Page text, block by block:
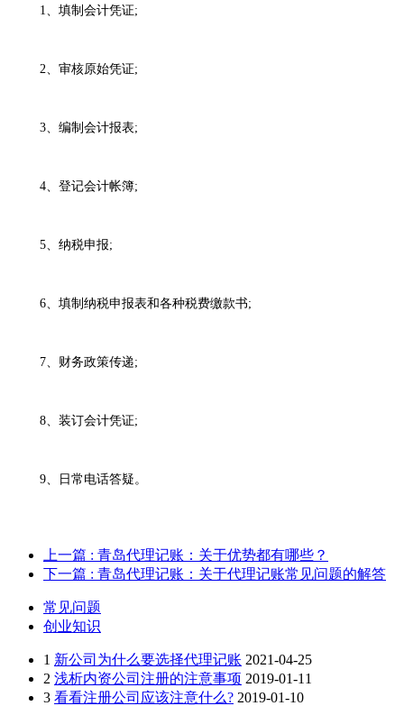
1、填制会计凭证;
2、审核原始凭证;
3、编制会计报表;
4、登记会计帐簿;
5、纳税申报;
6、填制纳税申报表和各种税费缴款书;
7、财务政策传递;
8、装订会计凭证;
9、日常电话答疑。
上一篇 : 青岛代理记账：关于优势都有哪些？
下一篇 : 青岛代理记账：关于代理记账常见问题的解答
常见问题
创业知识
1 新公司为什么要选择代理记账 2021-04-25
2 浅析内资公司注册的注意事项 2019-01-11
3 看看注册公司应该注意什么? 2019-01-10